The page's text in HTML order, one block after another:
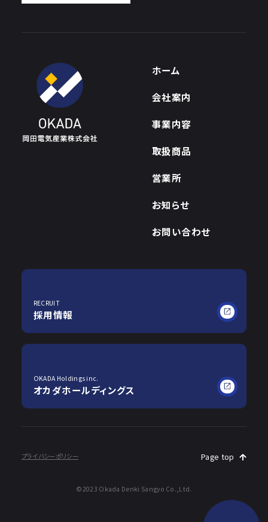
ホーム
会社案内
事業内容
取扱商品
営業所
お知らせ
お問い合わせ
RECRUIT
採用情報
OKADA Holdings inc.
オカダホールディングス
プライバシーポリシー
©2023 Okada Denki Sangyo Co.,Ltd.
Page top